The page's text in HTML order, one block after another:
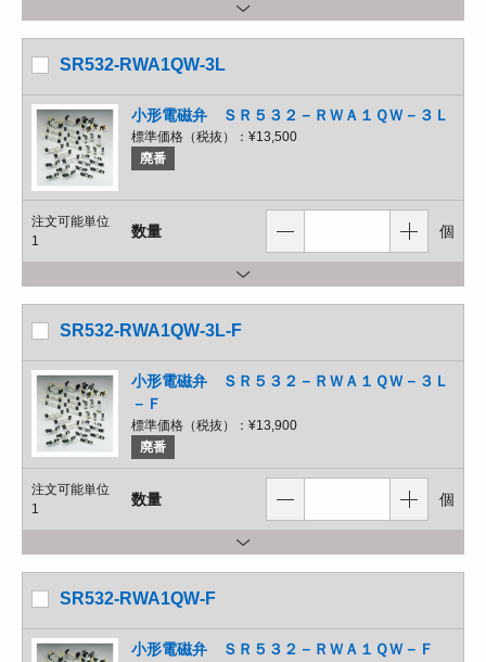
SR532-RWA1QW-3L
小形電磁弁 ＳＲ５３２－ＲＷＡ１ＱＷ－３Ｌ
標準価格（税抜）： ¥13,500
廃番
注文可能単位
1
数量 個
SR532-RWA1QW-3L-F
小形電磁弁 ＳＲ５３２－ＲＷＡ１ＱＷ－３Ｌ
－Ｆ
標準価格（税抜）： ¥13,900
廃番
注文可能単位
1
数量 個
SR532-RWA1QW-F
小形電磁弁 ＳＲ５３２－ＲＷＡ１ＱＷ－Ｆ